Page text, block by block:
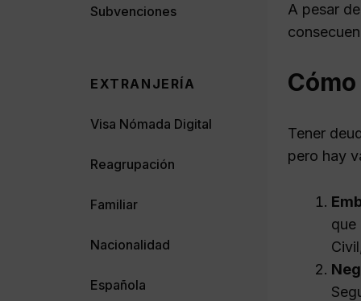
A pesar
Tener
pero hay
que
Subvenciones
EXTRANJERÍA
Visa Nómada Digital
Reagrupación
Familiar
Nacionalidad
Española